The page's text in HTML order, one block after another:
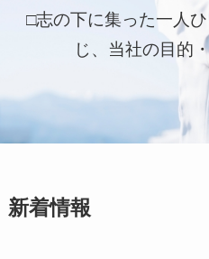
□志の下に集った一人
じ、当社の目的
新着情報